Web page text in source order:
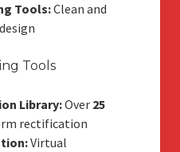
Tools:Clean and
Tools
Library:Over 25
rectification
Virtual